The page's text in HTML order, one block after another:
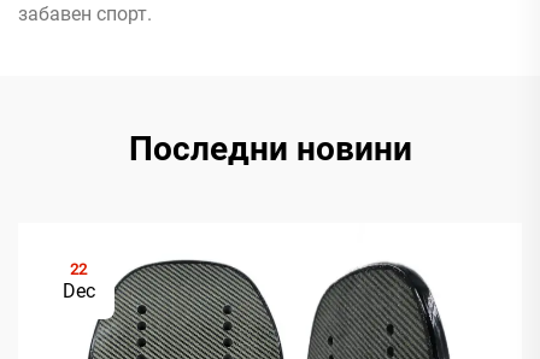
забавен спорт.
Последни новини
22
Dec